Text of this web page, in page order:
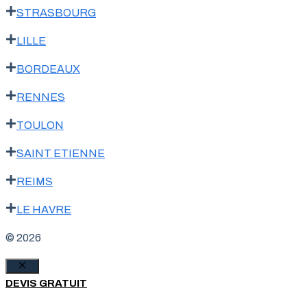
STRASBOURG
LILLE
BORDEAUX
RENNES
TOULON
SAINT ETIENNE
REIMS
LE HAVRE
© 2026
Fermer
DEVIS GRATUIT